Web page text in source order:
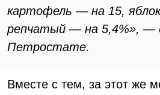
картофель — на 15,
репчатый — на 5,4%», —
Петростате.
Вместе с тем, за этот же